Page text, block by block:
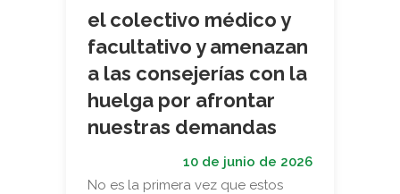
el colectivo médico y
facultativo y amenazan
a las consejerías con la
huelga por afrontar
nuestras demandas
10 de junio de 2026
No es la primera vez que estos